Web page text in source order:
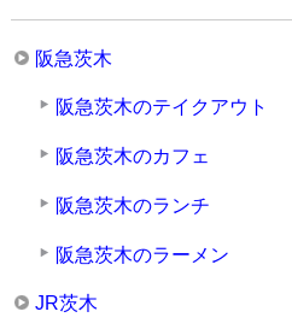
阪急茨木
阪急茨木のテイクアウト
阪急茨木のカフェ
阪急茨木のランチ
阪急茨木のラーメン
JR茨木